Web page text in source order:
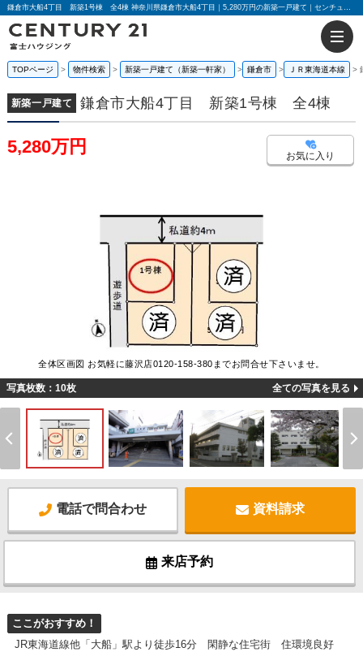
鎌倉市大船4丁目 新築1号棟 全4棟 神奈川県鎌倉市大船4丁目｜5,280万円の新築一戸建て｜センチュリー21富士ハウジング
TOPページ 物件検索 新築一戸建て（新築一軒家） 鎌倉市 ＪＲ東海道本線
新築一戸建て 鎌倉市大船4丁目 新築1号棟 全4棟
5,280万円 お気に入り
全体区画図 お気軽に藤沢店0120-158-380までお問合せ下さいませ。
写真枚数：10枚 全ての写真を見る
電話で問合わせ 資料請求
来店予約
ここがおすすめ！
JR東海道線他「大船」駅より徒歩16分 閑静な住宅街 住環境良好